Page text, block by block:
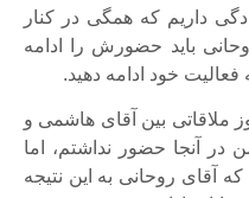
داریم که همگی در کنار
باید حضورش را ادامه
خود ادامه دهید.
ملاقاتی بین آقای هاشمی و
آنجا حضور نداشتم، اما
آقای روحانی به این نتیجه